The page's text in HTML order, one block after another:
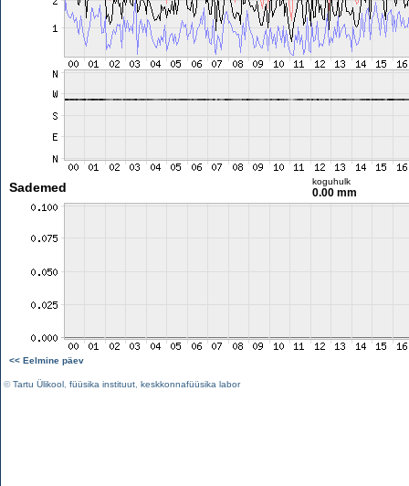
Sademed koguhulk
0.00 mm
<< Eelmine päev
©Tartu Ülikool füüsika instituut keskkonnafüüsika labor